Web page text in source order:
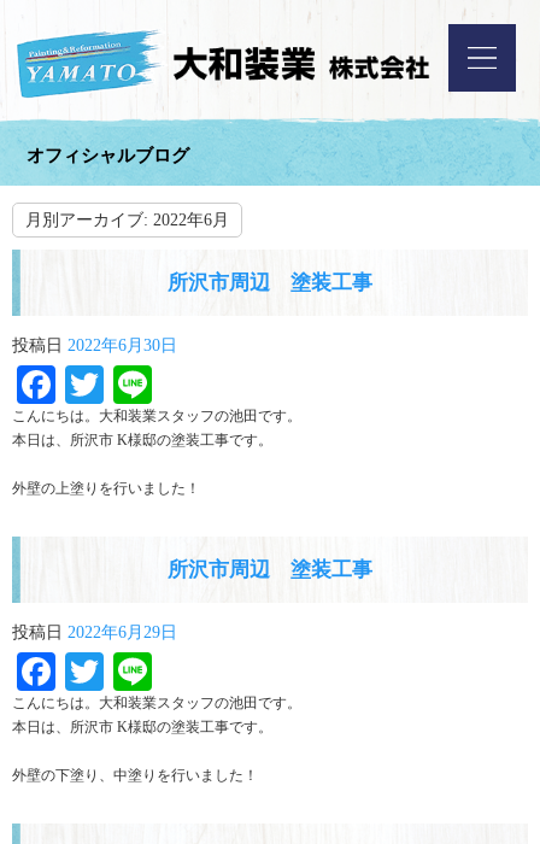
オフィシャルブログ
月別アーカイブ: 2022年6月
所沢市周辺 塗装工事
投稿日 2022年6月30日
Facebook
Twitter
こんにちは。大和装業スタッフの池田です。
本日は、所沢市 K様邸の塗装工事です。
外壁の上塗りを行いました！
所沢市周辺 塗装工事
投稿日 2022年6月29日
Facebook
Twitter
こんにちは。大和装業スタッフの池田です。
本日は、所沢市 K様邸の塗装工事です。
外壁の下塗り、中塗りを行いました！